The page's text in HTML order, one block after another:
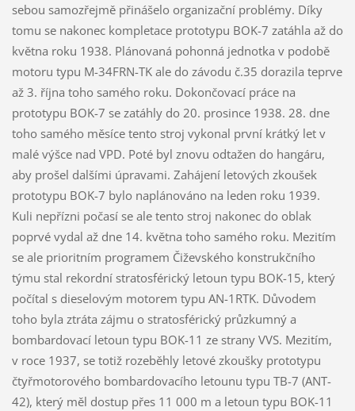
sebou samozřejmě přinášelo organizační problémy. Díky
tomu se nakonec kompletace prototypu BOK-7 zatáhla až do
května roku 1938. Plánovaná pohonná jednotka v podobě
motoru typu M-34FRN-TK ale do závodu č.35 dorazila teprve
až 3. října toho samého roku. Dokončovací práce na
prototypu BOK-7 se zatáhly do 20. prosince 1938. 28. dne
toho samého měsíce tento stroj vykonal první krátký let v
malé výšce nad VPD. Poté byl znovu odtažen do hangáru,
aby prošel dalšími úpravami. Zahájení letových zkoušek
prototypu BOK-7 bylo naplánováno na leden roku 1939.
Kuli nepřízni počasí se ale tento stroj nakonec do oblak
poprvé vydal až dne 14. května toho samého roku. Mezitím
se ale prioritním programem Čiževského konstrukčního
týmu stal rekordní stratosférický letoun typu BOK-15, který
počítal s dieselovým motorem typu AN-1RTK. Důvodem
toho byla ztráta zájmu o stratosférický průzkumný a
bombardovací letoun typu BOK-11 ze strany VVS. Mezitím,
v roce 1937, se totiž rozeběhly letové zkoušky prototypu
čtyřmotorového bombardovacího letounu typu TB-7 (ANT-
42), který měl dostup přes 11 000 m a letoun typu BOK-11